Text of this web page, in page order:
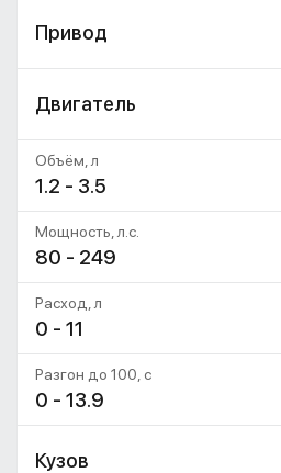
Привод
Двигатель
1.2 - 3.5
Объём, л
80 - 249
Мощность, л.с.
0 - 11
Расход, л
0 - 13.9
Разгон до 100, c
Кузов